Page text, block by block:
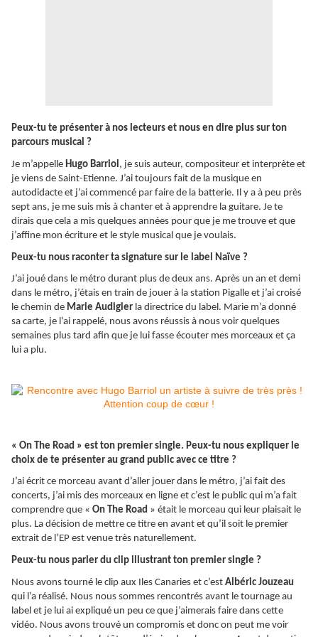
Peux-tu te présenter à nos lecteurs et nous en dire plus sur ton
parcours musical ?
Je m’appelle Hugo Barriol , je suis auteur, compositeur et interprète et
je viens de Saint-Etienne. J’ai toujours fait de la musique en
autodidacte et j’ai commencé par faire de la batterie. Il y a à peu près
sept ans, je me suis mis à chanter et à apprendre la guitare. Je te
dirais que cela a mis quelques années pour que je me trouve et que
j’affine mon écriture et le style musical que je voulais.
Peux-tu nous raconter ta signature sur le label Naïve ?
J’ai joué dans le métro durant plus de deux ans. Après un an et demi
dans le métro, j’étais en train de jouer à la station Pigalle et j’ai croisé
le chemin de Marie Audigier la directrice du label. Marie m’a donné
sa carte, je l’ai rappelé, nous avons réussis à nous voir quelques
semaines plus tard afin que je lui fasse écouter mes morceaux et ça
lui a plu.
« On The Road » est ton premier single. Peux-tu nous expliquer le
choix de te présenter au grand public avec ce titre ?
J’ai écrit ce morceau avant d’aller jouer dans le métro, j’ai fait des
concerts, j’ai mis des morceaux en ligne et c’est le public qui m’a fait
comprendre que « On The Road » était le morceau qui leur plaisait le
plus. La décision de mettre ce titre en avant et qu’il soit le premier
extrait de l’EP est venue très naturellement.
Peux-tu nous parler du clip illustrant ton premier single ?
Nous avons tourné le clip aux Iles Canaries et c’est Albéric Jouzeau
qui l’a réalisé. Nous nous sommes rencontrés avant le tournage au
label et je lui ai expliqué un peu ce que j’aimerais faire dans cette
vidéo. Nous avons trouvé un compromis et donc on peut me voir